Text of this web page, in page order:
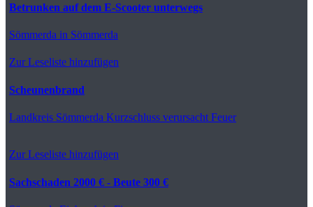
Betrunken auf dem E-Scooter unterwegs
Sömmerda in Sömmerda
Zur Leseliste hinzufügen
Scheunenbrand
Landkreis Sömmerda Kurzschluss verursacht Feuer
Zur Leseliste hinzufügen
Sachschaden 2000 € - Beute 300 €